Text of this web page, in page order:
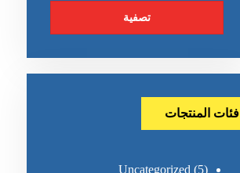
تصفية
فئات المنتجات
Uncategorized (5)